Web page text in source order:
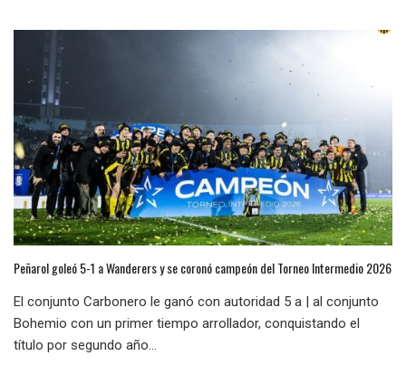
Peñarol goleó 5-1 a Wanderers y se coronó campeón del Torneo Intermedio 2026
El conjunto Carbonero le ganó con autoridad 5 a | al conjunto
Bohemio con un primer tiempo arrollador, conquistando el
título por segundo año...